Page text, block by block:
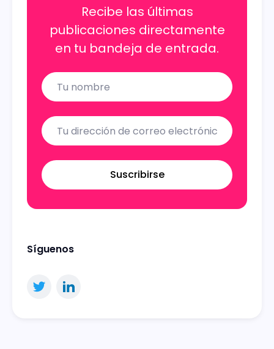
Recibe las últimas
publicaciones directamente
en tu bandeja de entrada.
Name
Email
Suscribirse
Síguenos